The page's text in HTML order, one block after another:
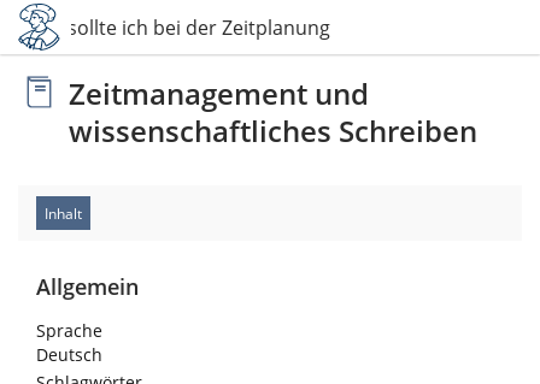
3 Was sollte ich bei der Zeitplanung beachten?
Zeitmanagement und
wissenschaftliches Schreiben
Inhalt
Allgemein
Sprache
Deutsch